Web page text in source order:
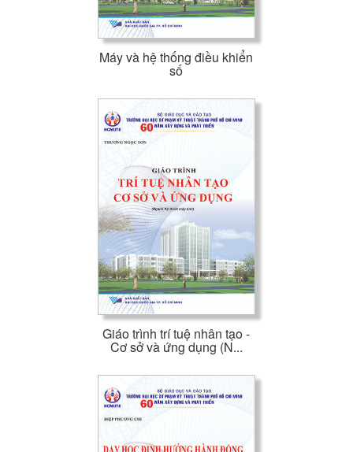
Máy và hệ thống điều khiển
số
Giáo trình trí tuệ nhân tạo -
Cơ sở và ứng dụng (N...